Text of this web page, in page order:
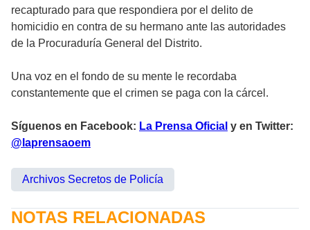
recapturado para que respondiera por el delito de
homicidio en contra de su hermano ante las autoridades
de la Procuraduría General del Distrito.
Una voz en el fondo de su mente le recordaba
constantemente que el crimen se paga con la cárcel.
Síguenos en Facebook: La Prensa Oficial y en Twitter:
@laprensaoem
Archivos Secretos de Policía
NOTAS RELACIONADAS